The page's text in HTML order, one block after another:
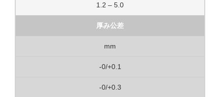
1.2 – 5.0
厚み公差
mm
-0/+0.1
-0/+0.3